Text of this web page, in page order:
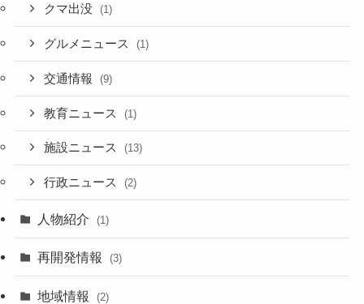
クマ出没 (1)
グルメニュース (1)
交通情報 (9)
教育ニュース (1)
施設ニュース (13)
行政ニュース (2)
人物紹介 (1)
再開発情報 (3)
地域情報 (2)